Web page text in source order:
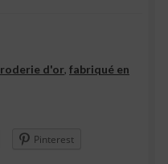
d'or, fabriqué en
Pinterest